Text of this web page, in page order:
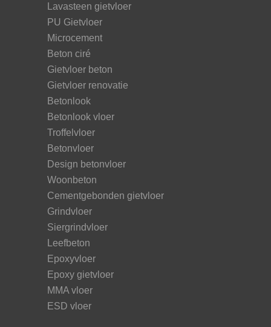
Lavasteen gietvloer
PU Gietvloer
Microcement
Beton ciré
Gietvloer beton
Gietvloer renovatie
Betonlook
Betonlook vloer
Troffelvloer
Betonvloer
Design betonvloer
Woonbeton
Cementgebonden gietvloer
Grindvloer
Siergrindvloer
Leefbeton
Epoxyvloer
Epoxy gietvloer
MMA vloer
ESD vloer